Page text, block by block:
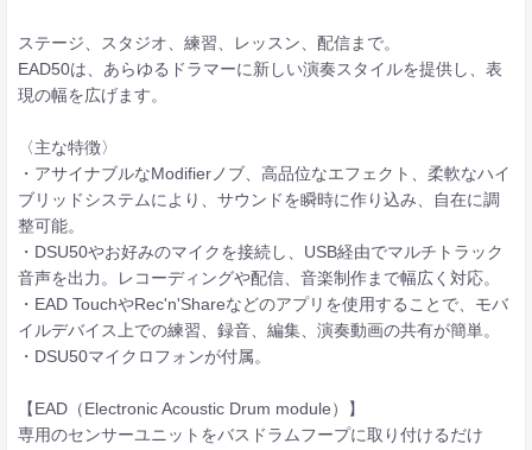
ステージ、スタジオ、練習、レッスン、配信まで。
EAD50は、あらゆるドラマーに新しい演奏スタイルを提供し、表
現の幅を広げます。
〈主な特徴〉
・アサイナブルなModifierノブ、高品位なエフェクト、柔軟なハイ
ブリッドシステムにより、サウンドを瞬時に作り込み、自在に調
整可能。
・DSU50やお好みのマイクを接続し、USB経由でマルチトラック
音声を出力。レコーディングや配信、音楽制作まで幅広く対応。
・EAD TouchやRec'n'Shareなどのアプリを使用することで、モバ
イルデバイス上での練習、録音、編集、演奏動画の共有が簡単。
・DSU50マイクロフォンが付属。
【EAD（Electronic Acoustic Drum module）】
専用のセンサーユニットをバスドラムフープに取り付けるだけ